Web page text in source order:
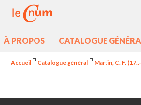
À PROPOS CATALOGUE
Accueil Catalogue général Martin, C. F.